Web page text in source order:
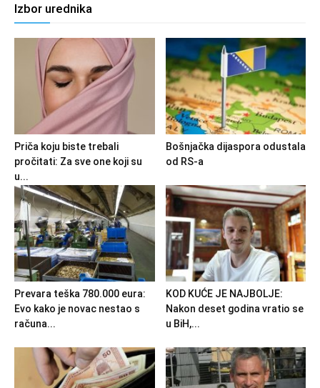
Izbor urednika
Priča koju biste trebali
pročitati: Za sve one koji su
u...
Bošnjačka dijaspora odustala
od RS-a
Prevara teška 780.000 eura:
Evo kako je novac nestao s
računa...
KOD KUĆE JE NAJBOLJE:
Nakon deset godina vratio se
u BiH,...